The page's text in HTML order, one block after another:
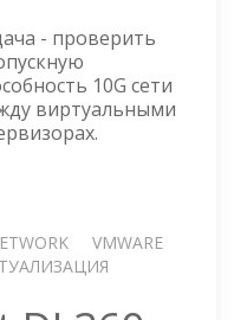
SFP+
ПЛАТЫ
HP
И
MELLANOX
PROLIANT
DL360
- проверить
10G сети
виртуальными
VMWARE